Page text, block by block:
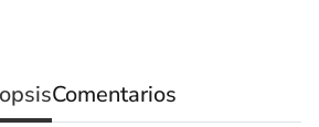
Comentarios